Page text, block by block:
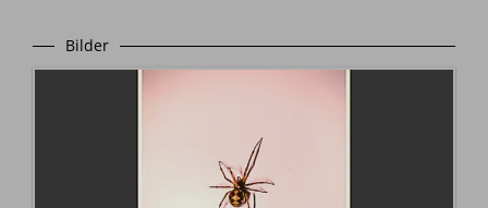
Bilder